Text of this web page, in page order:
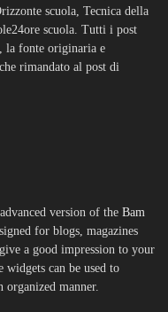
scuola, Tecnica della
scuola. Tutti i post
la fonte originaria e
rimandato al post di
version of the Bam
for blogs, magazines
a good impression to your
widgets can be used to
manner.